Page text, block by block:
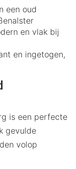
een oud
en vlak bij
en ingetogen,
is een perfecte
gevulde
volop